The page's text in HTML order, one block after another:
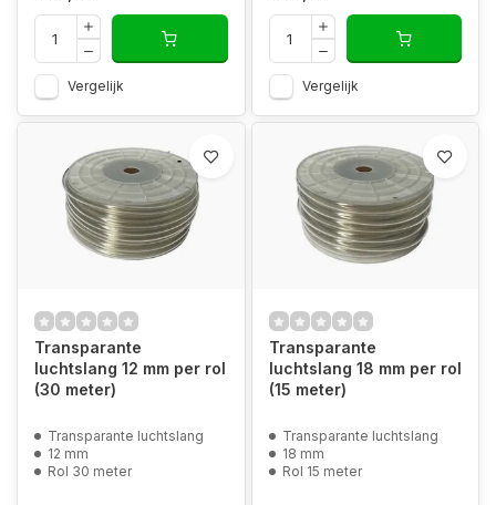
Vergelijk Vergelijk
Transparante
luchtslang 12 mm per rol
(30 meter)
Transparante luchtslang
12 mm
Rol 30 meter
Transparante
luchtslang 18 mm per rol
(15 meter)
Transparante luchtslang
18 mm
Rol 15 meter